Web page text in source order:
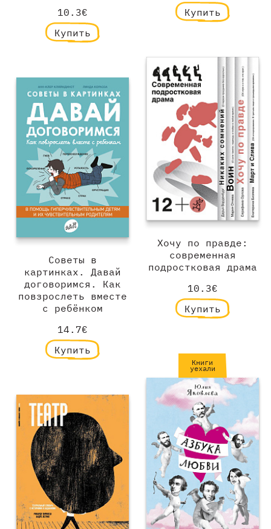
Купить
10.3€
Купить
Хочу по правде:
современная
подростковая драма
10.3€
Купить
Советы в
картинках. Давай
договоримся. Как
повзрослеть вместе
с ребёнком
14.7€
Купить
Книги
уехали